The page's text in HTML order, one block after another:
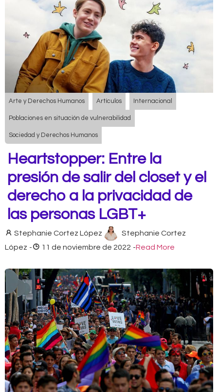
Arte y Derechos Humanos Artículos Internacional
Poblaciones en situación de vulnerabilidad
Sociedad y Derechos Humanos
Heartstopper: Entre la
presión de salir del closet y el
derecho a la privacidad de
las personas LGBT+
Stephanie Cortez López
Stephanie Cortez
López - 11 de noviembre de 2022 -Read More